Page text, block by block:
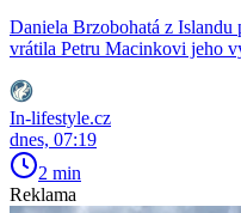
Daniela Brzobohatá z
vrátila Petru Macinkovi jeho
In-lifestyle.cz
dnes, 07:19
2 min
Reklama